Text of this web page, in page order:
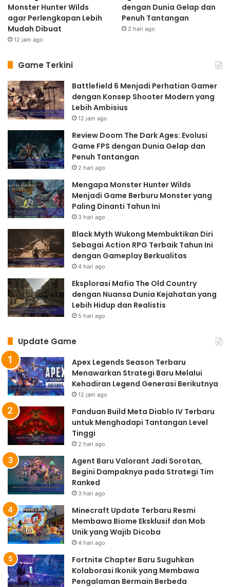
Monster Hunter Wilds
agar Perlengkapan Lebih
Mudah Dibuat
12 jam ago
dengan Dunia Gelap dan
Penuh Tantangan
2 hari ago
Game Terkini
Battlefield 6 Menjadi Perhatian Gamer
dengan Konsep Shooter Modern yang
Lebih Ambisius
12 jam ago
Review Doom The Dark Ages: Evolusi
Game FPS dengan Dunia Gelap dan
Penuh Tantangan
2 hari ago
Mengapa Monster Hunter Wilds
Menjadi Game Berburu Monster yang
Paling Dinanti Tahun Ini
3 hari ago
Black Myth Wukong Membuktikan Diri
Sebagai Action RPG Terbaik Tahun Ini
dengan Gameplay Berkualitas
4 hari ago
Eksplorasi Mafia The Old Country
dengan Nuansa Dunia Kejahatan yang
Lebih Hidup dan Realistis
5 hari ago
Update Game
Apex Legends Season Terbaru
Menawarkan Strategi Baru Melalui
Kehadiran Legend Generasi Berikutnya
12 jam ago
Panduan Build Meta Diablo IV Terbaru
untuk Menghadapi Tantangan Level
Tinggi
2 hari ago
Agent Baru Valorant Jadi Sorotan,
Begini Dampaknya pada Strategi Tim
Ranked
3 hari ago
Minecraft Update Terbaru Resmi
Membawa Biome Eksklusif dan Mob
Unik yang Wajib Dicoba
4 hari ago
Fortnite Chapter Baru Suguhkan
Kolaborasi Ikonik yang Membawa
Pengalaman Bermain Berbeda